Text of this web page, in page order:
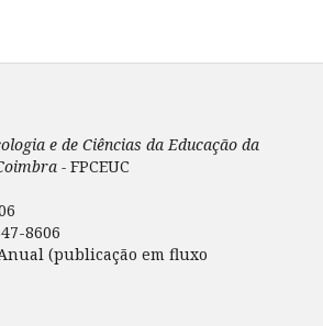
e de Ciências da Educação da
- FPCEUC
8606
(publicação em fluxo